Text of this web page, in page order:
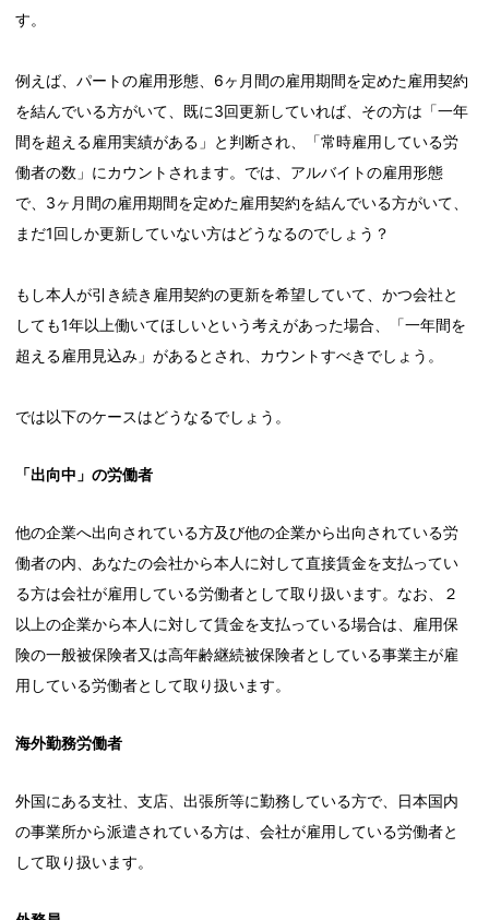
す。
例えば、パートの雇用形態、6ヶ月間の雇用期間を定めた雇用契約
を結んでいる方がいて、既に3回更新していれば、その方は「一年
間を超える雇用実績がある」と判断され、「常時雇用している労
働者の数」にカウントされます。では、アルバイトの雇用形態
で、3ヶ月間の雇用期間を定めた雇用契約を結んでいる方がいて、
まだ1回しか更新していない方はどうなるのでしょう？
もし本人が引き続き雇用契約の更新を希望していて、かつ会社と
しても1年以上働いてほしいという考えがあった場合、「一年間を
超える雇用見込み」があるとされ、カウントすべきでしょう。
では以下のケースはどうなるでしょう。
「出向中」の労働者
他の企業へ出向されている方及び他の企業から出向されている労
働者の内、あなたの会社から本人に対して直接賃金を支払ってい
る方は会社が雇用している労働者として取り扱います。なお、２
以上の企業から本人に対して賃金を支払っている場合は、雇用保
険の一般被保険者又は高年齢継続被保険者としている事業主が雇
用している労働者として取り扱います。
海外勤務労働者
外国にある支社、支店、出張所等に勤務している方で、日本国内
の事業所から派遣されている方は、会社が雇用している労働者と
して取り扱います。